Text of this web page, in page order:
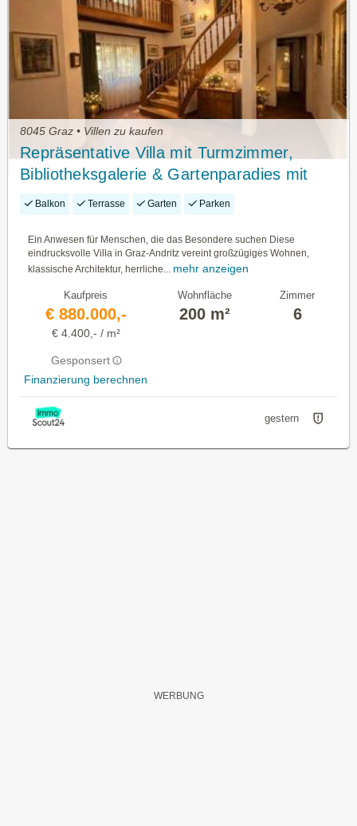
8045 Graz • Villen zu kaufen
Repräsentative Villa mit Turmzimmer,
Bibliotheksgalerie & Gartenparadies mit
beheiztem Pool!
Balkon Terrasse Garten Parken
Ein Anwesen für Menschen, die das Besondere suchen Diese
eindrucksvolle Villa in Graz-Andritz vereint großzügiges Wohnen,
klassische Architektur, herrliche... mehr anzeigen
Kaufpreis
€ 880.000,-
€ 4.400,- / m²
Gesponsert
Finanzierung berechnen
Wohnfläche
200 m²
Zimmer
6
gestern